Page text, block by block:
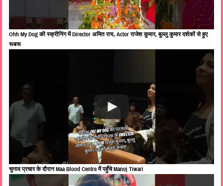
Ohh My Dog की स्क्रीनिंग में Director अमित राय, Actor राजेश कुमार, बुल्लु कुमार दर्शकों से हुए
रूबरू
चुनाव प्रचार के दौरान Maa Blood Centre में पहुँचे Manoj Tiwari